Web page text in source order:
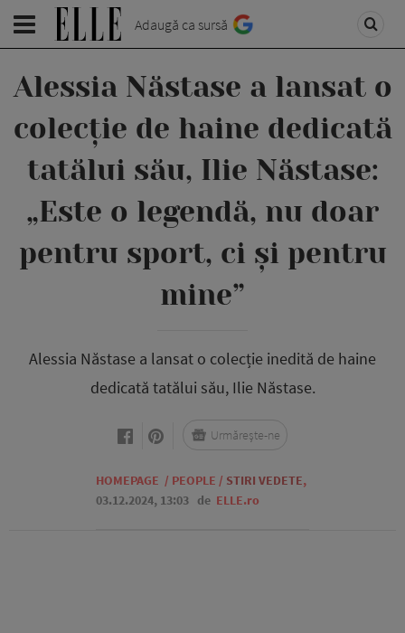
Adaugă ca sursă
Alessia Năstase a lansat o
colecție de haine dedicată
tatălui său, Ilie Năstase:
„Este o legendă, nu doar
pentru sport, ci și pentru
mine”
Alessia Năstase a lansat o colecție inedită de haine
dedicată tatălui său, Ilie Năstase.
HOMEPAGE / PEOPLE / STIRI VEDETE,
03.12.2024, 13:03 de ELLE.ro
Urmărește-ne